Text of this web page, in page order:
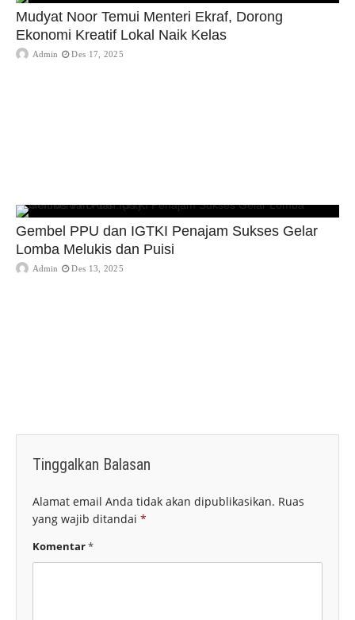
Mudyat Noor Temui Menteri Ekraf, Dorong
Ekonomi Kreatif Lokal Naik Kelas
Admin Des 17, 2025
Gembel PPU dan IGTKI Penajam Sukses Gelar
Lomba Melukis dan Puisi
Admin Des 13, 2025
Tinggalkan Balasan
Alamat email Anda tidak akan dipublikasikan. Ruas
yang wajib ditandai *
Komentar*